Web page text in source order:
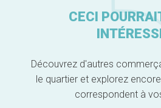
CECI
Découvrez d'autres
le quartier et explorez
correspondent à